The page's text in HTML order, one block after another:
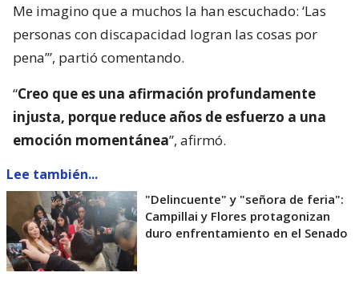
Me imagino que a muchos la han escuchado: ‘Las
personas con discapacidad logran las cosas por
pena’”, partió comentando.
“Creo que es una afirmación profundamente
injusta, porque reduce años de esfuerzo a una
emoción momentánea”, afirmó.
Lee también...
"Delincuente" y "señora de feria":
Campillai y Flores protagonizan
duro enfrentamiento en el Senado